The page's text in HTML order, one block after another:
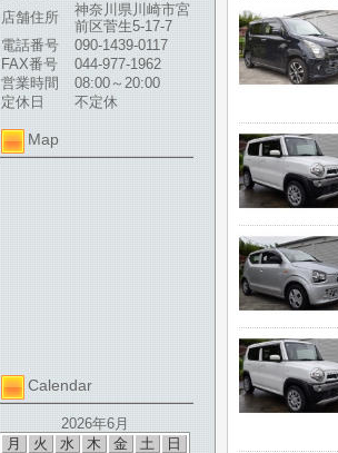
店舗住所
神奈川県川崎市宮
前区菅生5-17-7
電話番号
090-1439-0117
FAX番号
044-977-1962
営業時間
08:00～20:00
定休日
不定休
Map
Calendar
2026年6月
月
火 水 木 金 土 日